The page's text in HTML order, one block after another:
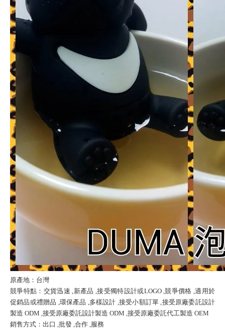
原產地：台灣
競爭特點：交貨迅速 ,新產品 ,接受獨特設計或LOGO ,競爭價格 ,適用於
促銷品或禮贈品 ,環保產品 ,多樣設計 ,接受小額訂單 ,接受原廠委託設計
製造 ODM ,接受原廠委託設計製造 ODM ,接受原廠委託代工製造 OEM
銷售方式：出口 ,批發 ,合作 ,服務